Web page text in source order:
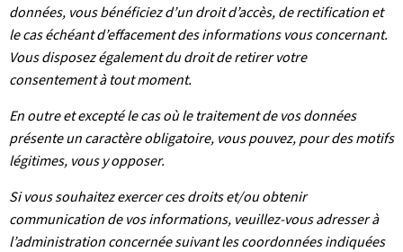
données, vous bénéficiez d’un droit d’accès, de rectification et
le cas échéant d’effacement des informations vous concernant.
Vous disposez également du droit de retirer votre
consentement à tout moment.
En outre et excepté le cas où le traitement de vos données
présente un caractère obligatoire, vous pouvez, pour des motifs
légitimes, vous y opposer.
Si vous souhaitez exercer ces droits et/ou obtenir
communication de vos informations, veuillez-vous adresser à
l’administration concernée suivant les coordonnées indiquées